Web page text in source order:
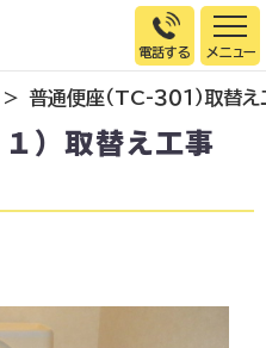
電話する
普通便座（TC-３０１）取替
）取替え工事